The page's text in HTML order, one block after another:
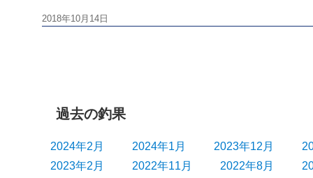
投
2018年10月14日
過去の釣果
2024年2月 2024年1月 2023年12月
2023年2月
2022年11月 2022年8月